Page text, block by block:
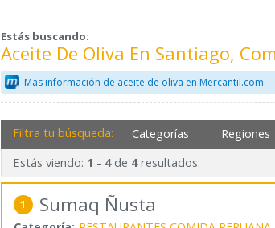
Estás buscando:
Aceite De Oliva En Santiago,
Mas información de aceite de oliva en Mercantil.com
Filtra tu búsqueda: Categorías Regiones
Estás viendo: 1 - 4de 4resultados.
1 Sumaq Ñusta